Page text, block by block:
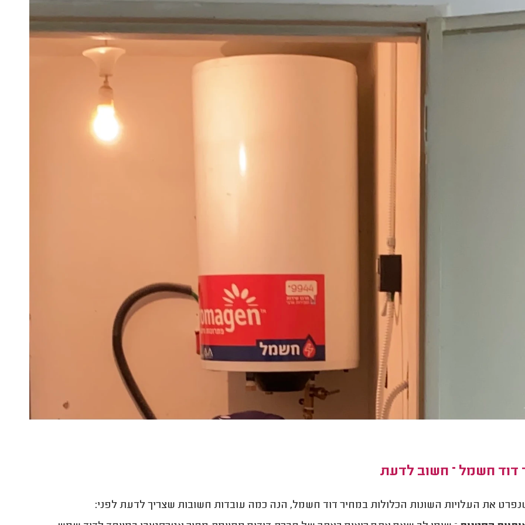
דוד חשמל – חשוב לדעת
את העלויות השונות הכלולות במחיר דוד חשמל, הנה כמה עובדות חשובות שצריך לדעת לפני: